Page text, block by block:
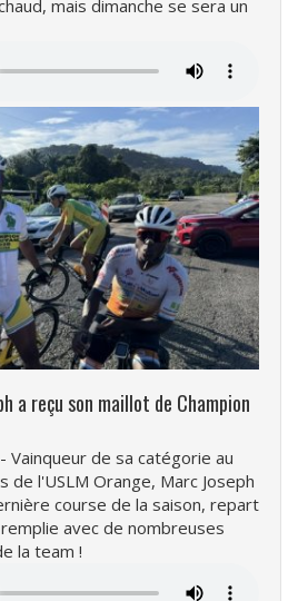
mais dimanche se sera un
a reçu son maillot de Champion
Vainqueur de sa catégorie au
de l'USLM Orange, Marc Joseph
course de la saison, repart
avec de nombreuses
la team !